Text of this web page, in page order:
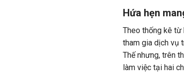
Hứa hẹn
Theo thống kê từ
tham gia dịch vụ
Thế nhưng, trên
làm việc tại hai